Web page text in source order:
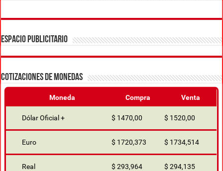
ESPACIO PUBLICITARIO
COTIZACIONES DE MONEDAS
Moneda Compra Venta
Dólar Oficial + $ 1470,00 $ 1520,00
Euro $ 1720,373 $ 1734,514
Real $ 293,964 $ 294,135